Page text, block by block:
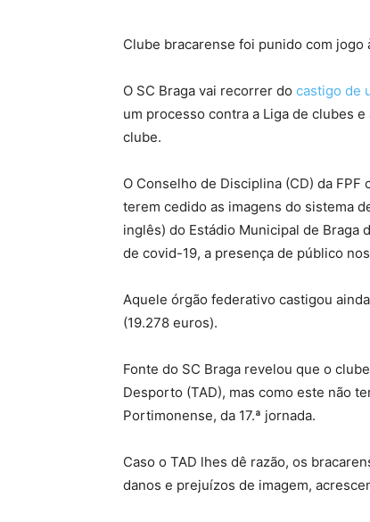
Clube bracarense foi punido com jogo
O SC Braga vai recorrer do castigo de
um processo contra a Liga de clubes
clube.
O Conselho de Disciplina (CD) da
terem cedido as imagens do sistema
inglês) do Estádio Municipal de Braga
de covid-19, a presença de público
Aquele órgão federativo castigou
(19.278 euros).
Fonte do SC Braga revelou que o
Desporto (TAD), mas como este não
Portimonense, da 17.ª jornada.
Caso o TAD lhes dê razão, os
danos e prejuízos de imagem,